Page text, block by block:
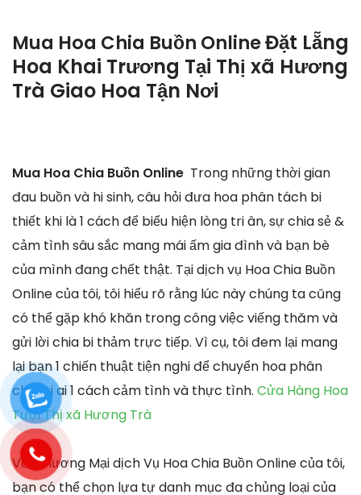
Mua Hoa Chia Buồn OnlineĐặt Lẵng
Hoa Khai Trương Tại Thị xã Hương
Trà Giao Hoa Tận Nơi
Mua Hoa Chia Buồn Online Trong những thời gian
đau buồn và hi sinh, câu hỏi đưa hoa phân tách bi
thiết khi là 1 cách để biểu hiện lòng tri ân, sự chia sẻ &
cảm tình sâu sắc mang mái ấm gia đình và bạn bè
của mình đang chết thật. Tại dịch vụ Hoa Chia Buồn
Online của tôi, tôi hiểu rõ rằng lúc này chúng ta cũng
có thể gặp khó khăn trong công việc viếng thăm và
gửi lời chia bi thảm trực tiếp. Vì cụ, tôi đem lại mang
lại bạn 1 chiến thuật tiện nghi để chuyển hoa phân
chia bi ai 1 cách cảm tình và thực tình. Cửa Hàng Hoa
Tươi Thị xã Hương Trà
Với Thương Mại dịch Vụ Hoa Chia Buồn Online của tôi,
bạn có thể chọn lựa tự danh mục đa chủng loại của